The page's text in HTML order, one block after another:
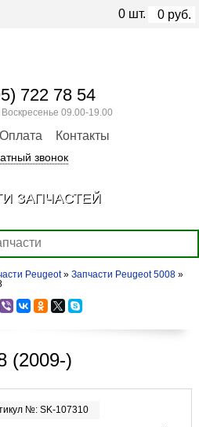
Peugeot» Запчасти Peugeot 5008»
(2009-)
№: SK-107310
722 78 54
09.00-19.00
Оплата Контакты
звонок
0 шт. 0 руб.
ЗАПЧАСТЕЙ